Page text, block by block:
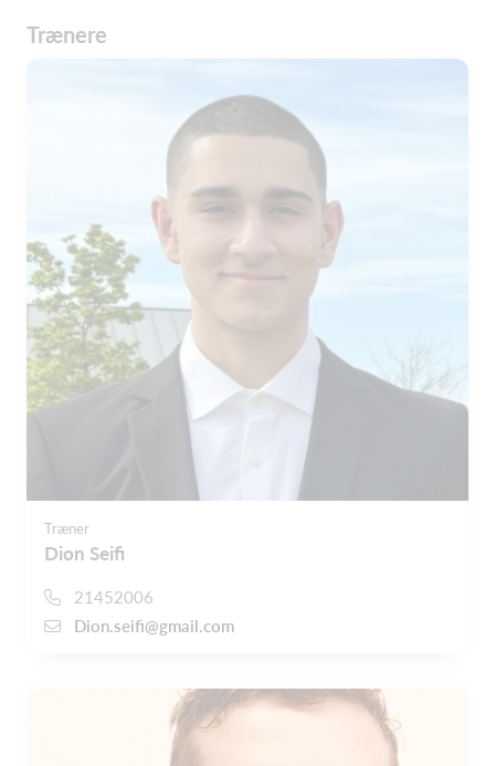
Trænere
Træner
Dion Seifi
21452006
Dion.seifi@gmail.com